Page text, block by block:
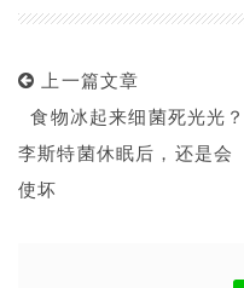
上一篇文章
食物冰起来细菌死光光？
李斯特菌休眠后，还是会
使坏